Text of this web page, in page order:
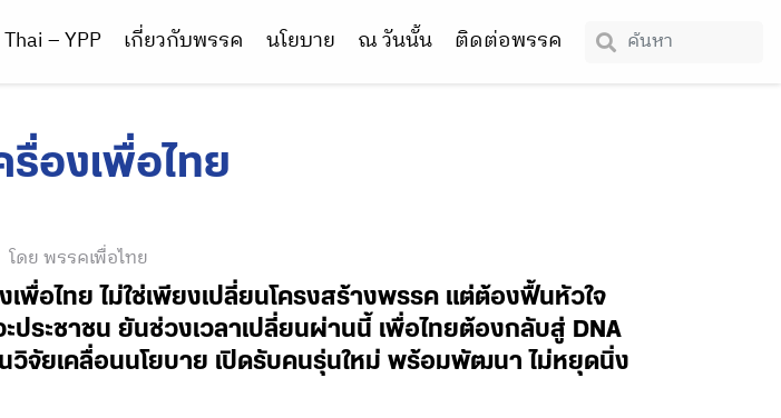
– YPP เกี่ยวกับพรรค นโยบาย ณ วันนั้น ติดต่อพรรค
รื่องเพื่อไทย
โดย พรรคเพื่อไทย
เพื่อไทย ไม่ใช่เพียงเปลี่ยนโครงสร้างพรรค แต่ต้องฟื้นหัวใจ
ประชาชน ยันช่วงเวลาเปลี่ยนผ่านนี้ เพื่อไทยต้องกลับสู่ DNA
นวิจัยเคลื่อนนโยบาย เปิดรับคนรุ่นใหม่ พร้อมพัฒนา ไม่หยุดนิ่ง